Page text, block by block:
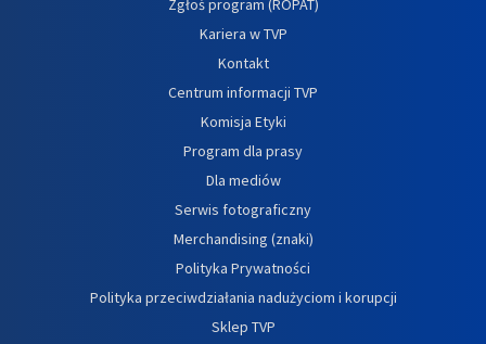
Zgłoś program (ROPAT)
Kariera w TVP
Kontakt
Centrum informacji TVP
Komisja Etyki
Program dla prasy
Dla mediów
Serwis fotograficzny
Merchandising (znaki)
Polityka Prywatności
Polityka przeciwdziałania nadużyciom i korupcji
Sklep TVP